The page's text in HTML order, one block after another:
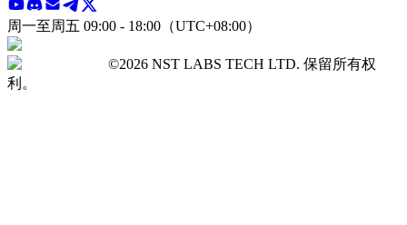
周一至周五 09:00 - 18:00（UTC+08:00）
©2026 NST LABS TECH LTD. 保留所有权
利。